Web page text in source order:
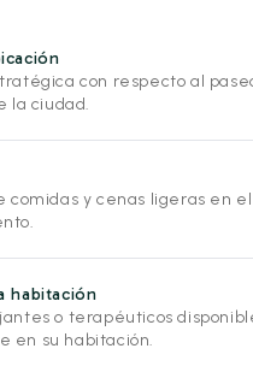
con respecto al
la ciudad.
comidas y cenas ligeras en el
habitación
o terapéuticos
en su habitación.